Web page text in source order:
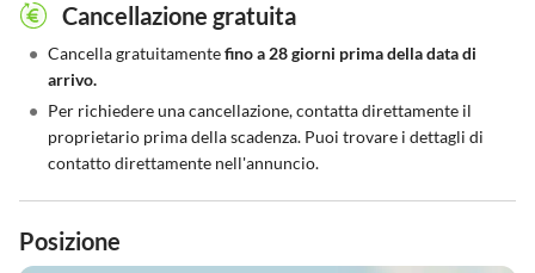
Cancellazione gratuita
• Cancella gratuitamentefino a 28 giorni prima della data di
arrivo.
• Per richiedere una cancellazione, contatta direttamente il
proprietario prima della scadenza. Puoi trovare i dettagli di
contatto direttamente nell'annuncio.
Posizione